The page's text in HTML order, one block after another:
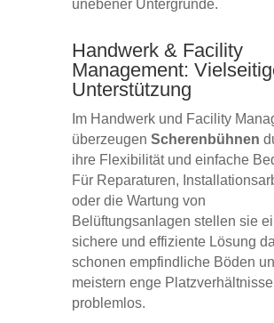
unebener Untergründe.
Handwerk & Facility
Management:
Unterstützung
Im Handwerk und Facility
überzeugen Scherenbühnen
ihre Flexibilität und einfache
Für Reparaturen,
oder die Wartung von
Belüftungsanlagen stellen sie
sichere und effiziente Lösung
schonen empfindliche Böden
meistern enge Platzverhältnisse
problemlos.